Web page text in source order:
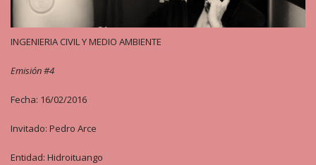
INGENIERIA CIVIL Y MEDIO AMBIENTE
Emisión #4
Fecha: 16/02/2016
Invitado: Pedro Arce
Entidad: Hidroituango